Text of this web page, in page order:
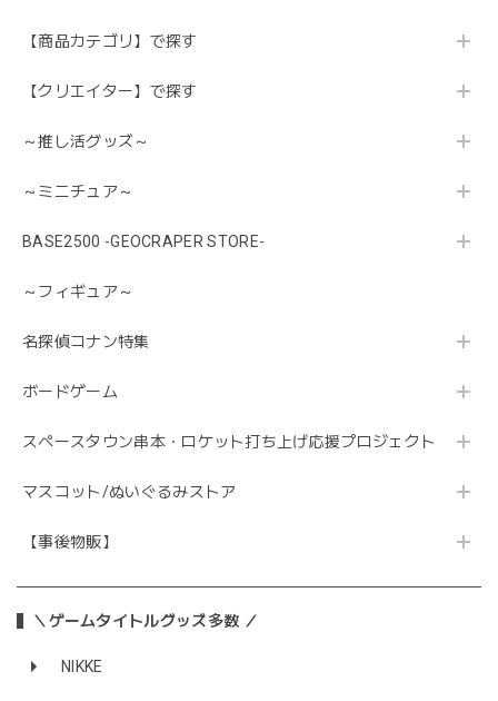
【商品カテゴリ】で探す
【クリエイター】で探す
～推し活グッズ～
～ミニチュア～
BASE2500 -GEOCRAPER STORE-
～フィギュア～
名探偵コナン特集
ボードゲーム
スペースタウン串本・ロケット打ち上げ応援プロジェクト
マスコット/ぬいぐるみストア
【事後物販】
＼ゲームタイトルグッズ多数 ／
NIKKE